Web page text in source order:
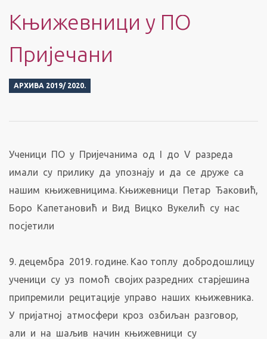
Књижевници у ПО
Пријечани
АРХИВА 2019/ 2020.
Ученици ПО у Пријечанима од I до V разреда
имали су прилику да упознају и да се друже са
нашим књижевницима. Књижевници Петар Ђаковић,
Боро Капетановић и Вид Вицко Вукелић су нас
посјетили
9. децембра 2019. године. Као топлу добродошлицу
ученици су уз помоћ својих разредних старјешина
припремили рецитације управо наших књижевника.
У пријатној атмосфери кроз озбиљан разговор,
али и на шаљив начин књижевници су